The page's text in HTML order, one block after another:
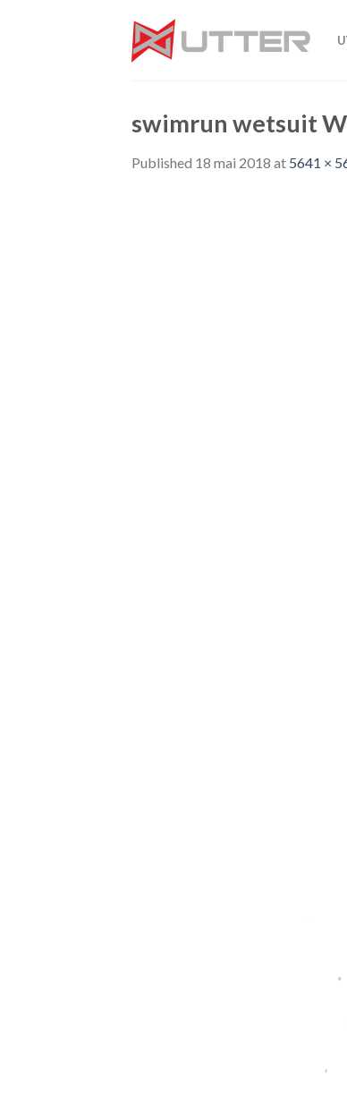
swimrun wetsuit
Published 18 mai 2018 at 5641 ×